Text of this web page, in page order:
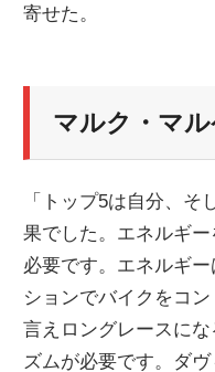
寄せた。
マルク・マ
「トップ5は自分、
果でした。エネルギ
必要です。エネルギ
ションでバイクをコ
言えロングレースに
ズムが必要です。ダ